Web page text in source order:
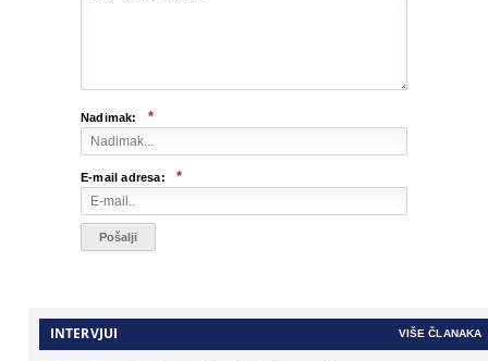
Nadimak: *
E-mail adresa: *
INTERVJUI VIŠE ČLANAKA